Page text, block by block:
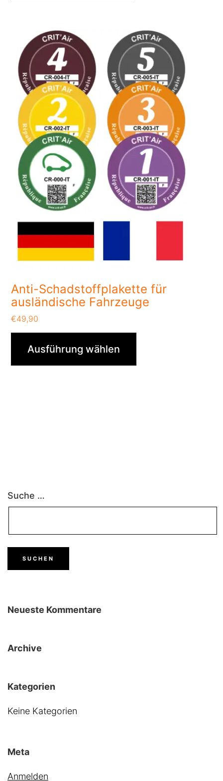
Anti-Schadstoffplakette für
ausländische Fahrzeuge
€49,90
Ausführung wählen
Suche …
Neueste Kommentare
Archive
Kategorien
Keine Kategorien
Meta
Anmelden